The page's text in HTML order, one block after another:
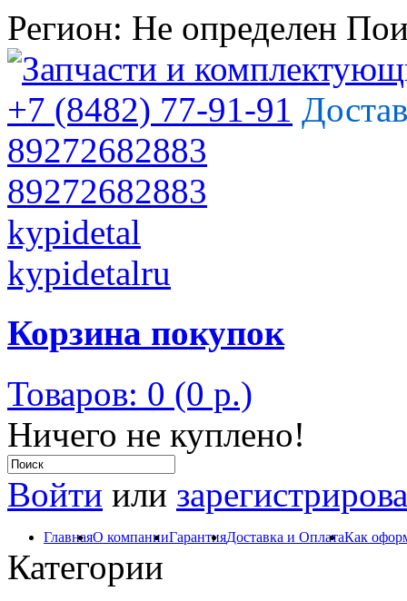
Регион: Не определен
+7 (8482) 77-91-91
89272682883
89272682883
kypidetal
kypidetalru
Корзина покупок
Товаров: 0 (0 р.)
Ничего не куплено!
Войти или
ГлавнаяО компанииГарантияДоставка и ОплатаКак
Категории